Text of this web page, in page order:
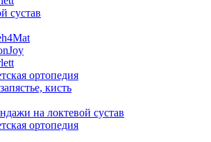
сустав
ортопедия
кисть
на локтевой сустав
ортопедия